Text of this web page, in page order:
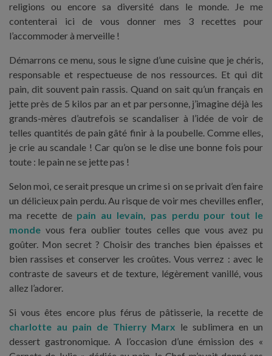
religions ou encore sa diversité dans le monde. Je me
contenterai ici de vous donner mes 3 recettes pour
l’accommoder à merveille !
Démarrons ce menu, sous le signe d’une cuisine que je chéris,
responsable et respectueuse de nos ressources. Et qui dit
pain, dit souvent pain rassis. Quand on sait qu’un français en
jette près de 5 kilos par an et par personne, j’imagine déjà les
grands-mères d’autrefois se scandaliser à l’idée de voir de
telles quantités de pain gâté finir à la poubelle. Comme elles,
je crie au scandale ! Car qu’on se le dise une bonne fois pour
toute : le pain ne se jette pas !
Selon moi, ce serait presque un crime si on se privait d’en faire
un délicieux pain perdu. Au risque de voir mes chevilles enfler,
ma recette de pain au levain, pas perdu pour tout le
monde vous fera oublier toutes celles que vous avez pu
goûter. Mon secret ? Choisir des tranches bien épaisses et
bien rassises et conserver les croûtes. Vous verrez : avec le
contraste de saveurs et de texture, légèrement vanillé, vous
allez l’adorer.
Si vous êtes encore plus férus de pâtisserie, la recette de
charlotte au pain de Thierry Marx le sublimera en un
dessert gastronomique. A l’occasion d’une émission des «